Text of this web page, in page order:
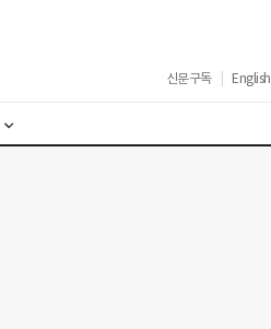
신문구독 English